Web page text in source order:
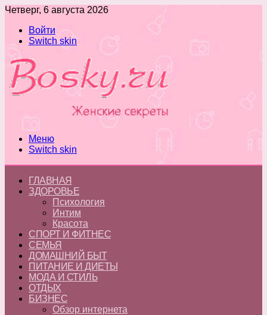
Четверг, 6 августа 2026
Войти
Switch skin
Меню
Switch skin
ГЛАВНАЯ
ЗДОРОВЬЕ
Психология
Интим
Красота
СПОРТ И ФИТНЕС
СЕМЬЯ
ДОМАШНИЙ БЫТ
ПИТАНИЕ И ДИЕТЫ
МОДА И СТИЛЬ
ОТДЫХ
БИЗНЕС
Обзор интернета